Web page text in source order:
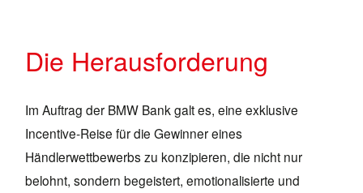
Die Herausforderung
Im Auftrag der BMW Bank galt es, eine exklusive
Incentive-Reise für die Gewinner eines
Händlerwettbewerbs zu konzipieren, die nicht nur
belohnt, sondern begeistert, emotionalisierte und